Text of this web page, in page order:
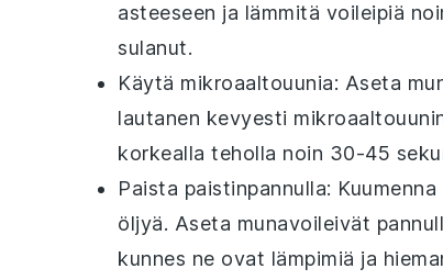
asteeseen ja lämmitä voileipiä
sulanut.
Käytä mikroaaltouunia: Aseta
lautanen kevyesti
korkealla teholla noin 30-45
Paista paistinpannulla:
öljyä. Aseta munavoileivät
kunnes ne ovat lämpimiä ja